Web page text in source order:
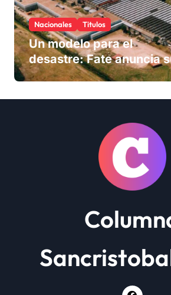
Nacionales Titulos
Un modelo para el
desastre: Fate anuncia
cierre definitivo y